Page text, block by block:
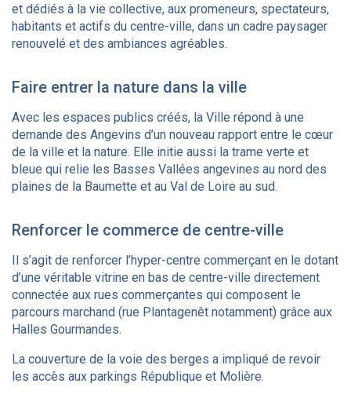
et dédiés à la vie collective, aux promeneurs, spectateurs,
habitants et actifs du centre-ville, dans un cadre paysager
renouvelé et des ambiances agréables.
Faire entrer la nature dans la ville
Avec les espaces publics créés, la Ville répond à une
demande des Angevins d’un nouveau rapport entre le cœur
de la ville et la nature. Elle initie aussi la trame verte et
bleue qui relie les Basses Vallées angevines au nord des
plaines de la Baumette et au Val de Loire au sud.
Renforcer le commerce de centre-ville
Il s’agit de renforcer l’hyper-centre commerçant en le dotant
d’une véritable vitrine en bas de centre-ville directement
connectée aux rues commerçantes qui composent le
parcours marchand (rue Plantagenêt notamment) grâce aux
Halles Gourmandes.
La couverture de la voie des berges a impliqué de revoir
les accès aux parkings République et Molière.